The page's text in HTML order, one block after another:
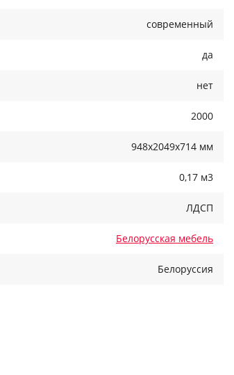
современный
да
нет
2000
948x2049x714 мм
0,17 м3
ЛДСП
Белорусская мебель
Белоруссия